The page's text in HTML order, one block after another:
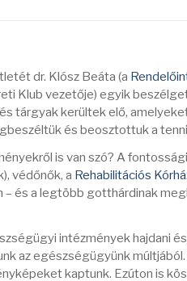
dr. Klósz Beáta (a
Klub vezetője) egyik
tárgyak kerültek elő,
és beosztottuk a
is van szó? A
védőnők, a Rehabilitációs
– és a legtöbb gotthárdinak
intézmények hajdani
az egészségügyünk
kaptunk. Ezúton is